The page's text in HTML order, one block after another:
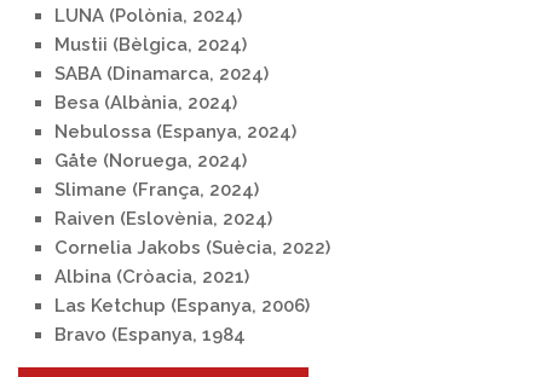
LUNA (Polònia, 2024)
Mustii (Bèlgica, 2024)
SABA (Dinamarca, 2024)
Besa (Albània, 2024)
Nebulossa (Espanya, 2024)
Gåte (Noruega, 2024)
Slimane (França, 2024)
Raiven (Eslovènia, 2024)
Cornelia Jakobs (Suècia, 2022)
Albina (Cròacia, 2021)
Las Ketchup (Espanya, 2006)
Bravo (Espanya, 1984